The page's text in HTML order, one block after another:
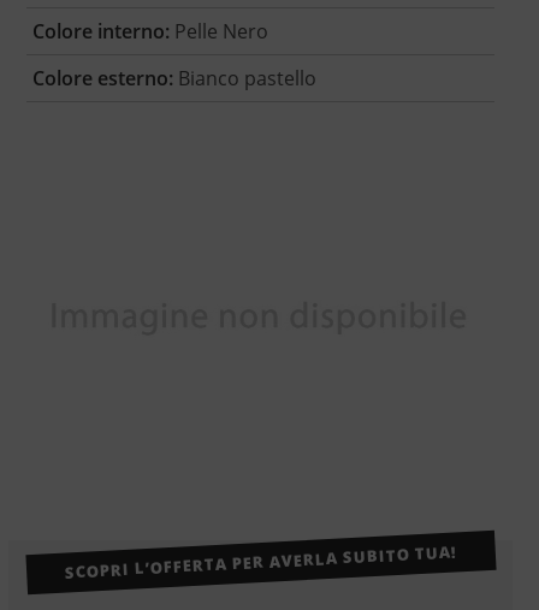
Colore interno: Pelle Nero
Colore esterno: Bianco pastello
SCOPRI L’OFFERTA PER AVERLA SUBITO TUA!